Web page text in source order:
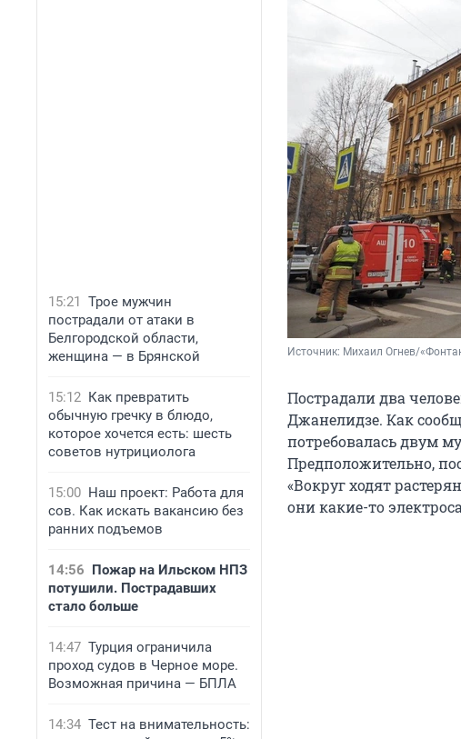
15:21 Трое мужчин
пострадали от атаки в
Белгородской области,
женщина — в Брянской
15:12 Как превратить
обычную гречку в блюдо,
которое хочется есть: шесть
советов нутрициолога
15:00 Наш проект: Работа для
сов. Как искать вакансию без
ранних подъемов
14:56 Пожар на Ильском НПЗ
потушили. Пострадавших
стало больше
14:47 Турция ограничила
проход судов в Черное море.
Возможная причина — БПЛА
14:34 Тест на внимательность:
Источник: Михаил Огнев/
Пострадали два
Джанелидзе. Как
потребовалась двум
Предположительно,
«Вокруг ходят
они какие-то